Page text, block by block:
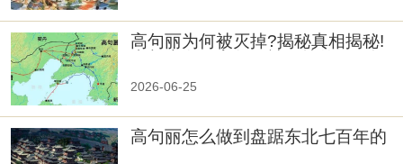
高句丽为何被灭掉?揭秘真相揭秘!
2026-06-25
高句丽怎么做到盘踞东北七百年的